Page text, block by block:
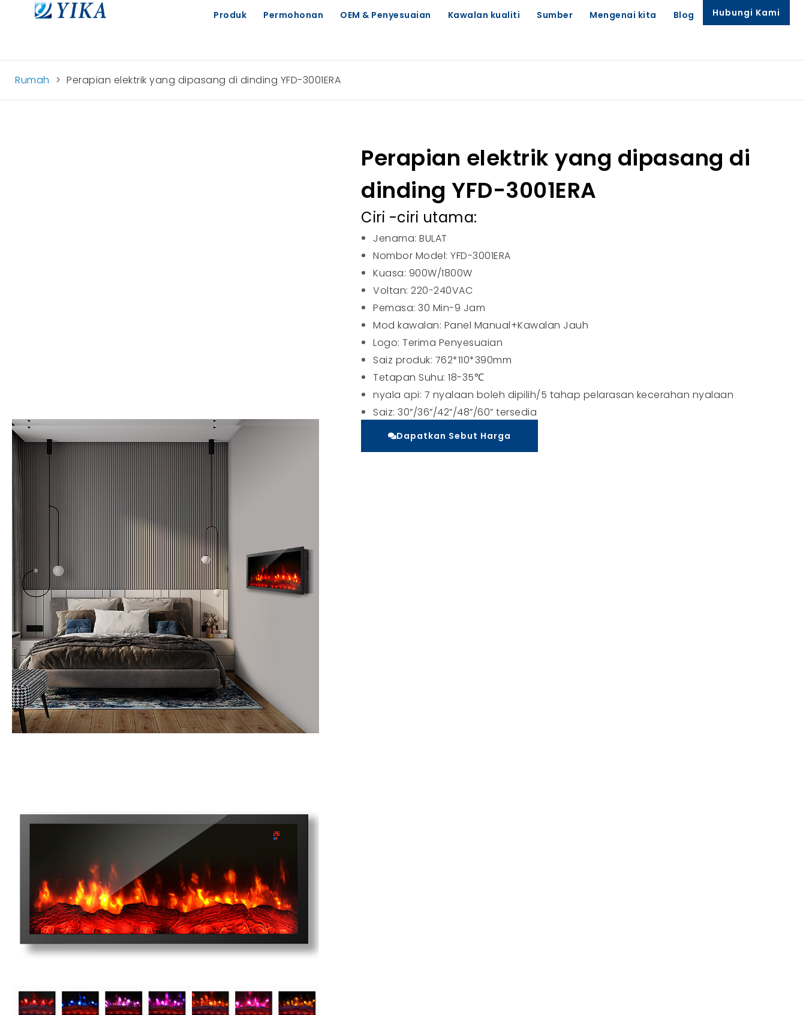
Produk Permohonan OEM & Penyesuaian Kawalan kualiti Sumber Mengenai kita Blog Hubungi Kami
Rumah > Perapian elektrik yang dipasang di dinding YFD-3001ERA
Perapian elektrik yang dipasang di
dinding YFD-3001ERA
Ciri -ciri utama:
Jenama: BULAT
Nombor Model: YFD-3001ERA
Kuasa: 900W/1800W
Voltan: 220-240VAC
Pemasa: 30 Min-9 Jam
Mod kawalan: Panel Manual+Kawalan Jauh
Logo: Terima Penyesuaian
Saiz produk: 762*110*390mm
Tetapan Suhu: 18-35℃
nyala api: 7 nyalaan boleh dipilih/5 tahap pelarasan kecerahan nyalaan
Saiz: 30”/36”/42”/48”/60” tersedia
Dapatkan Sebut Harga